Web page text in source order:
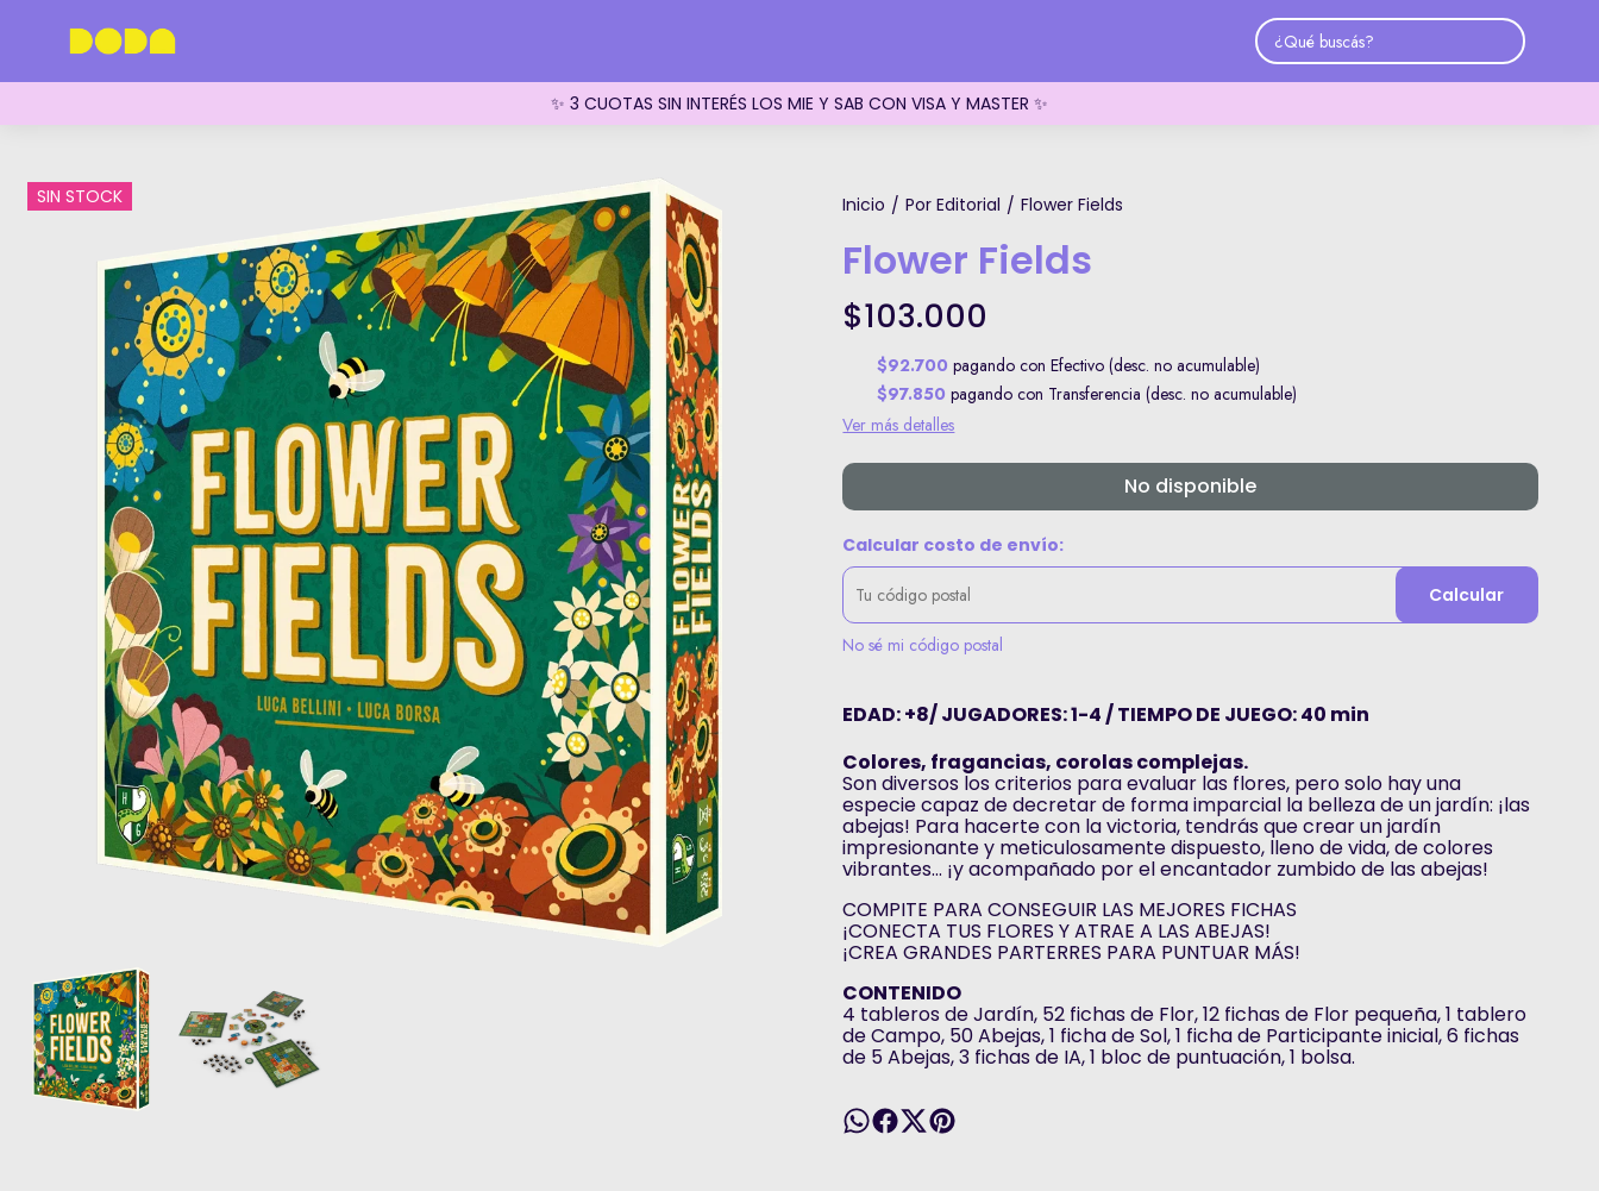
✨ 3 CUOTAS SIN INTERÉS LOS MIE Y SAB CON VISA Y MASTER ✨
SIN STOCK Inicio / Por Editorial / Flower Fields
Flower Fields
$103.000
$92.700 pagando con Efectivo (desc. no acumulable)
$97.850 pagando con Transferencia (desc. no acumulable)
Ver más detalles
No disponible
Calcular costo de envío:
Calcular
No sé mi código postal
EDAD: +8/ JUGADORES: 1-4 / TIEMPO DE JUEGO: 40 min
Colores, fragancias, corolas complejas.
Son diversos los criterios para evaluar las flores, pero solo hay una
especie capaz de decretar de forma imparcial la belleza de un jardín: ¡las
abejas! Para hacerte con la victoria, tendrás que crear un jardín
impresionante y meticulosamente dispuesto, lleno de vida, de colores
vibrantes... ¡y acompañado por el encantador zumbido de las abejas!
COMPITE PARA CONSEGUIR LAS MEJORES FICHAS
¡CONECTA TUS FLORES Y ATRAE A LAS ABEJAS!
¡CREA GRANDES PARTERRES PARA PUNTUAR MÁS!
CONTENIDO
4 tableros de Jardín, 52 fichas de Flor, 12 fichas de Flor pequeña, 1 tablero
de Campo, 50 Abejas, 1 ficha de Sol, 1 ficha de Participante inicial, 6 fichas
de 5 Abejas, 3 fichas de IA, 1 bloc de puntuación, 1 bolsa.